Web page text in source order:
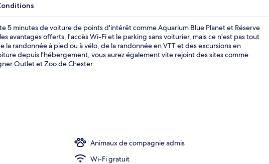
Extérieur
5 minutes de voiture de points d'intérêt comme Aquarium Blue Planet et Réserve
avantages offerts, l'accès Wi-Fi et le parking sans voiturier, mais ce n'est pas tout
randonnée à pied ou à vélo, de la randonnée en VTT et des excursions en
depuis l'hébergement, vous aurez également vite rejoint des sites comme
Outlet et Zoo de Chester.
Animaux de compagnie admis
Wi-Fi gratuit